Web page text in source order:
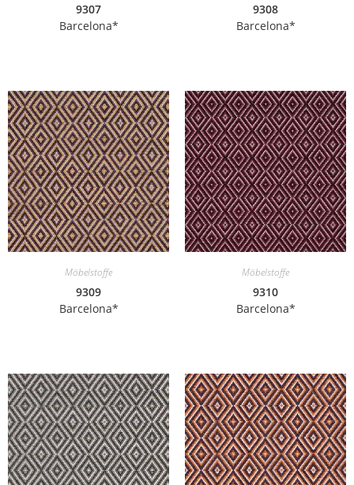
9307
Barcelona*
9308
Barcelona*
Möbelstoffe
9309
Barcelona*
Möbelstoffe
9310
Barcelona*